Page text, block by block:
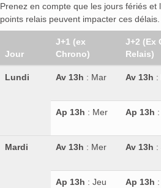
Prenez en compte que les jours fériés
points relais peuvent impacter ces délais.
Jour
J+1 (ex
Chrono)
J+2 (Ex
Relais)
Lundi Av 13h : Mar Av 13h :
Ap 13h : Mer Ap 13h
Mardi Av 13h : Mer Av 13h :
Ap 13h : Jeu Ap 13h